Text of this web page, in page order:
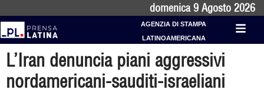
domenica 9 Agosto 2026
AGENZIA DI STAMPA
LATINOAMERICANA
L’Iran denuncia piani aggressivi
nordamericani-sauditi-israeliani